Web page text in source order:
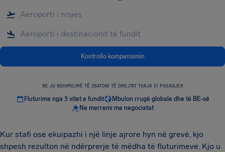
Kontrollo kompensimin
NE JU NDIHMOJMË TË ZBATONI TË DREJTAT TUAJA SI PASAGJER
Fluturime nga 3 vitet e fundit
Mbulon rrugë globale dhe të BE-së
Ne merremi me negociatat
Kur stafi ose ekuipazhi i një linje ajrore hyn në grevë, kjo
shpesh rezulton në ndërprerje të mëdha të fluturimeve. Kjo u